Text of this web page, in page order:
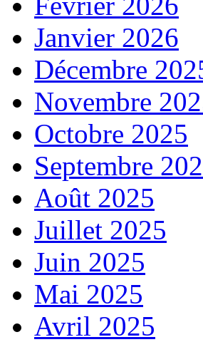
Janvier 2026
Décembre
Novembre
Octobre 2025
Septembre
Août 2025
Juillet 2025
Juin 2025
Mai 2025
Avril 2025